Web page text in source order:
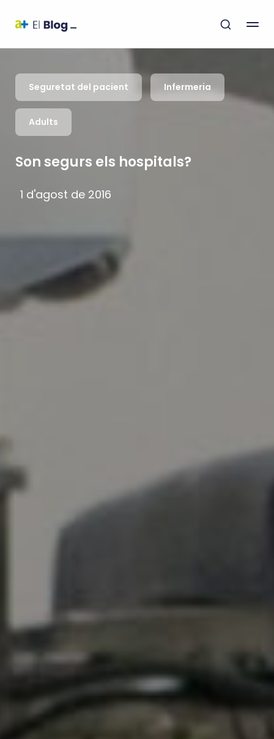
Seguretat del pacient Infermeria
Adults
Son segurs els hospitals?
1 d'agost de 2016